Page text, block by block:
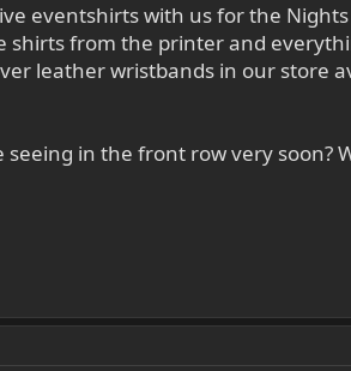
eventshirts with us for the
shirts from the printer and
leather wristbands in our store
seeing in the front row very soon?